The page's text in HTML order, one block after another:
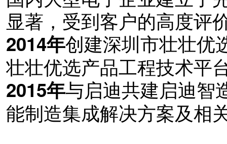
显著，受到客户的高度评
2014年创建深圳市壮壮优
壮壮优选产品工程技术平
2015年与启迪共建启迪智
能制造集成解决方案及相